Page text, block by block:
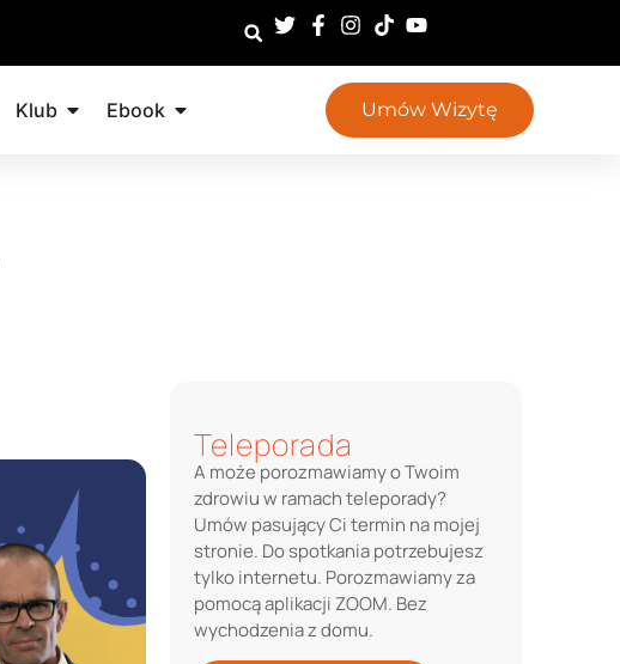
Klub Ebook Umów Wizytę
Teleporada
A może porozmawiamy o Twoim
zdrowiu w ramach teleporady?
Umów pasujący Ci termin na mojej
stronie. Do spotkania potrzebujesz
tylko internetu. Porozmawiamy za
pomocą aplikacji ZOOM. Bez
wychodzenia z domu.